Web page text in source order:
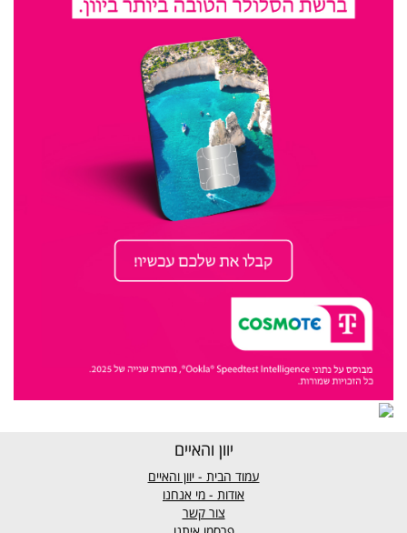
יוון והאיים
עמוד הבית - יוון והאיים
אודות - מי אנחנו
צור קשר